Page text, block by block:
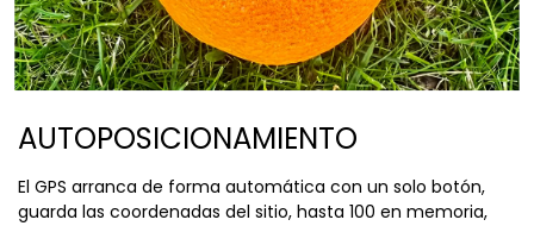
AUTOPOSICIONAMIENTO
El GPS arranca de forma automática con un solo botón,
guarda las coordenadas del sitio, hasta 100 en memoria,